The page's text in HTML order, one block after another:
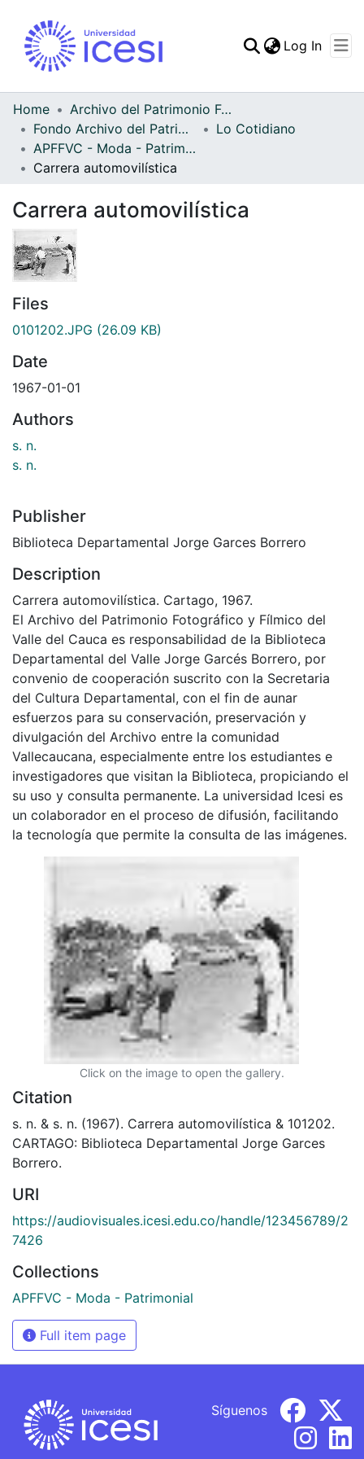
Statistics
Log In
Home
Archivo del Patrimonio Fotográfico y Fílmico del Valle del Cauca
Fondo Archivo del Patrimonio Fotográfico y Fílmico del Valle del Cauca
Lo Cotidiano
APFFVC - Moda - Patrimonial
Carrera automovilística
Carrera automovilística
Files
0101202.JPG (26.09 KB)
Date
1967-01-01
Authors
s. n.
s. n.
Publisher
Biblioteca Departamental Jorge Garces Borrero
Description
Carrera automovilística. Cartago, 1967.
El Archivo del Patrimonio Fotográfico y Fílmico del
Valle del Cauca es responsabilidad de la Biblioteca
Departamental del Valle Jorge Garcés Borrero, por
convenio de cooperación suscrito con la Secretaria
del Cultura Departamental, con el fin de aunar
esfuerzos para su conservación, preservación y
divulgación del Archivo entre la comunidad
Vallecaucana, especialmente entre los estudiantes e
investigadores que visitan la Biblioteca, propiciando el
su uso y consulta permanente. La universidad Icesi es
un colaborador en el proceso de difusión, facilitando
la tecnología que permite la consulta de las imágenes.
Click on the image to open the gallery.
Citation
s. n. & s. n. (1967). Carrera automovilística & 101202.
CARTAGO: Biblioteca Departamental Jorge Garces
Borrero.
URI
https://audiovisuales.icesi.edu.co/handle/123456789/2
7426
Collections
APFFVC - Moda - Patrimonial
Full item page
Síguenos